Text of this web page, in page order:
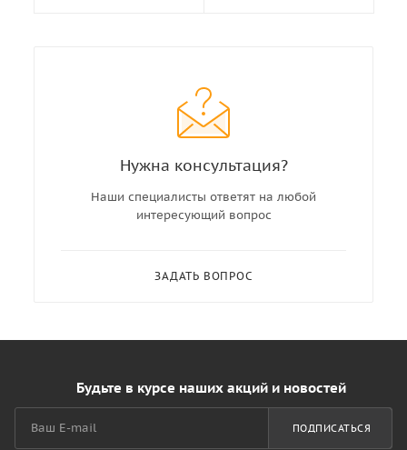
Нужна консультация?
Наши специалисты ответят на любой
интересующий вопрос
ЗАДАТЬ ВОПРОС
Будьте в курсе наших акций и новостей
ПОДПИСАТЬСЯ